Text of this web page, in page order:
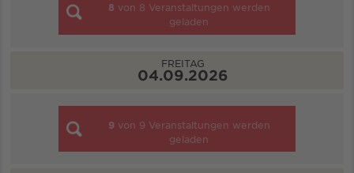
8 von 8 Veranstaltungen werden
geladen
FREITAG
04.09.2026
9 von 9 Veranstaltungen werden
geladen